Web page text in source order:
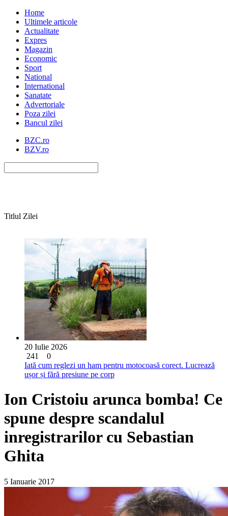
Home
Ultimele articole
Actualitate
Expres
Magazin
Economic
Sport
National
International
Sanatate
Advertoriale
Poza zilei
Bancul zilei
BZC.ro
BZV.ro
Titlul Zilei
20 Iulie 2026
241
0
Iată cum reglezi un ham pentru motocoasă corect. Lucrează
ușor și fără presiune pe corp
Ion Cristoiu arunca bomba! Ce
spune despre scandalul
inregistrarilor cu Sebastian
Ghita
5 Ianuarie 2017